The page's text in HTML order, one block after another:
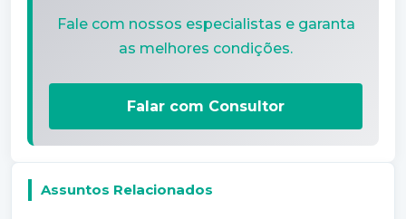
Fale com nossos especialistas e garanta
as melhores condições.
Falar com Consultor
Assuntos Relacionados